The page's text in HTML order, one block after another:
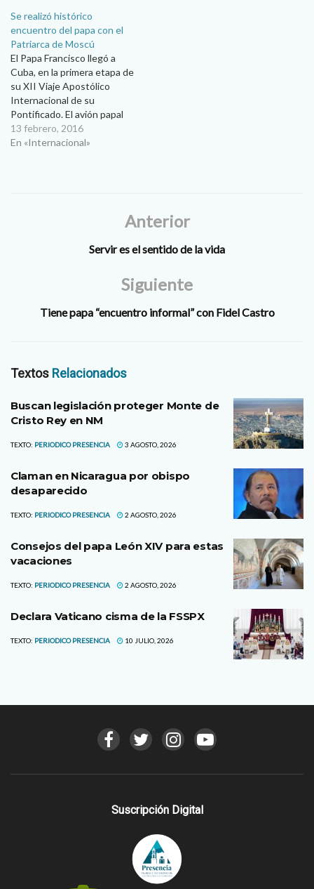
de la esperanza, grandes
cosas nos tiene reservadas
el Espíritu Santo que nos ha
dado este gran líder. Al
llegar…
Se realizó histórico
encuentro del papa con el
Patriarca de Moscú
El Papa Francisco llegó a
Cuba, en la primera etapa de
su XII Viaje Apostólico
Internacional de su
Pontificado. El avión papal
aterrizó en el Aeropuerto
"José Martí" de la Habana,
13 febrero, 2016
En «Internacional»
Anterior
Servir es el sentido de la vida
Siguiente
Tiene papa “encuentro informal” con Fidel Castro
Textos Relacionados
Buscan legislación proteger Monte de
Cristo Rey en NM
TEXTO: PERIODICO PRESENCIA 3 AGOSTO, 2026
Claman en Nicaragua por obispo
desaparecido
TEXTO: PERIODICO PRESENCIA 2 AGOSTO, 2026
Consejos del papa León XIV para estas
vacaciones
TEXTO: PERIODICO PRESENCIA 2 AGOSTO, 2026
Declara Vaticano cisma de la FSSPX
TEXTO: PERIODICO PRESENCIA 10 JULIO, 2026
Suscripción Digital